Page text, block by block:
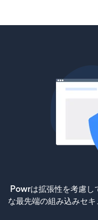
Powrは拡張性を考慮し
な最先端の組み込みセ